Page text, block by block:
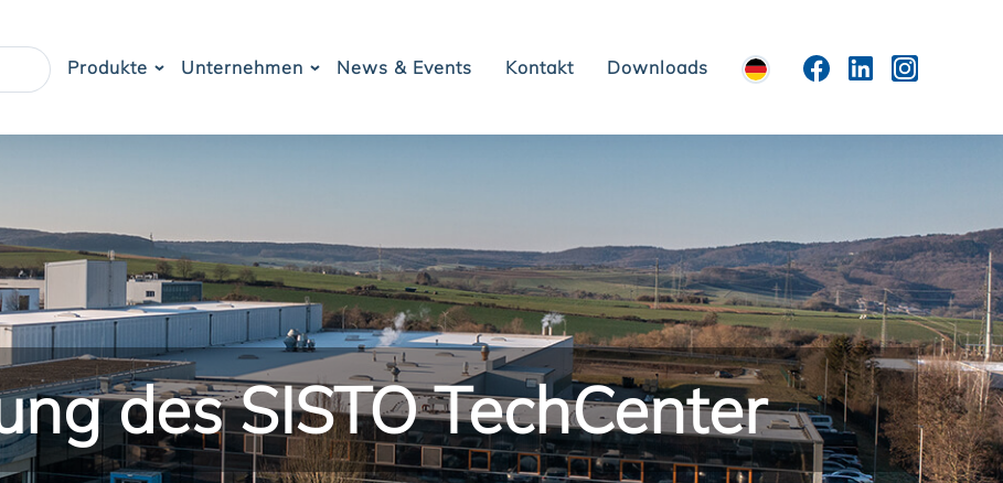
Produkte Unternehmen News & Events Kontakt Downloads
des SISTO TechCenter